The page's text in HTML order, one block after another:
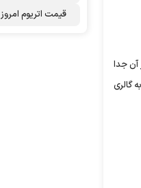
از آن جدا
۱۹۲۴ میلادی یکی از آنها را به گالری
قیمت اتریوم امروز